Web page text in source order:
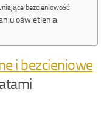
bezcieniowość
oświetlenia
i bezcieniowe